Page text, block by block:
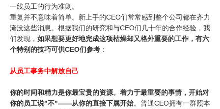
一线员工的行为准则。
重复并不意味着简单。新上手的CEO们常常感到整个公司都在齐力
淹没这些消息。根据我们的研究和与CEO们几十年的合作经验，我
们发现， 如果想要更好地完成这项枯燥却又格外重要的工作，有六
个特别的技巧可供CEO们参考 ：
从员工事务中解放自己
你的时间和精力是你最宝贵的资源。着力于最重要的事情，开始对
你的员工说"不"——从你的直接下属开始。普通CEO拥有一群照本